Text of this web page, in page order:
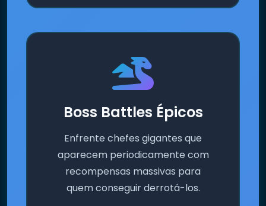
Boss Battles Épicos
Enfrente chefes gigantes que
aparecem periodicamente com
recompensas massivas para
quem conseguir derrotá-los.